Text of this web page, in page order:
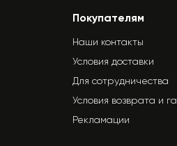
Покупателям
Наши контакты
Условия доставки
Для сотрудничества
Условия возврата и
Рекламации